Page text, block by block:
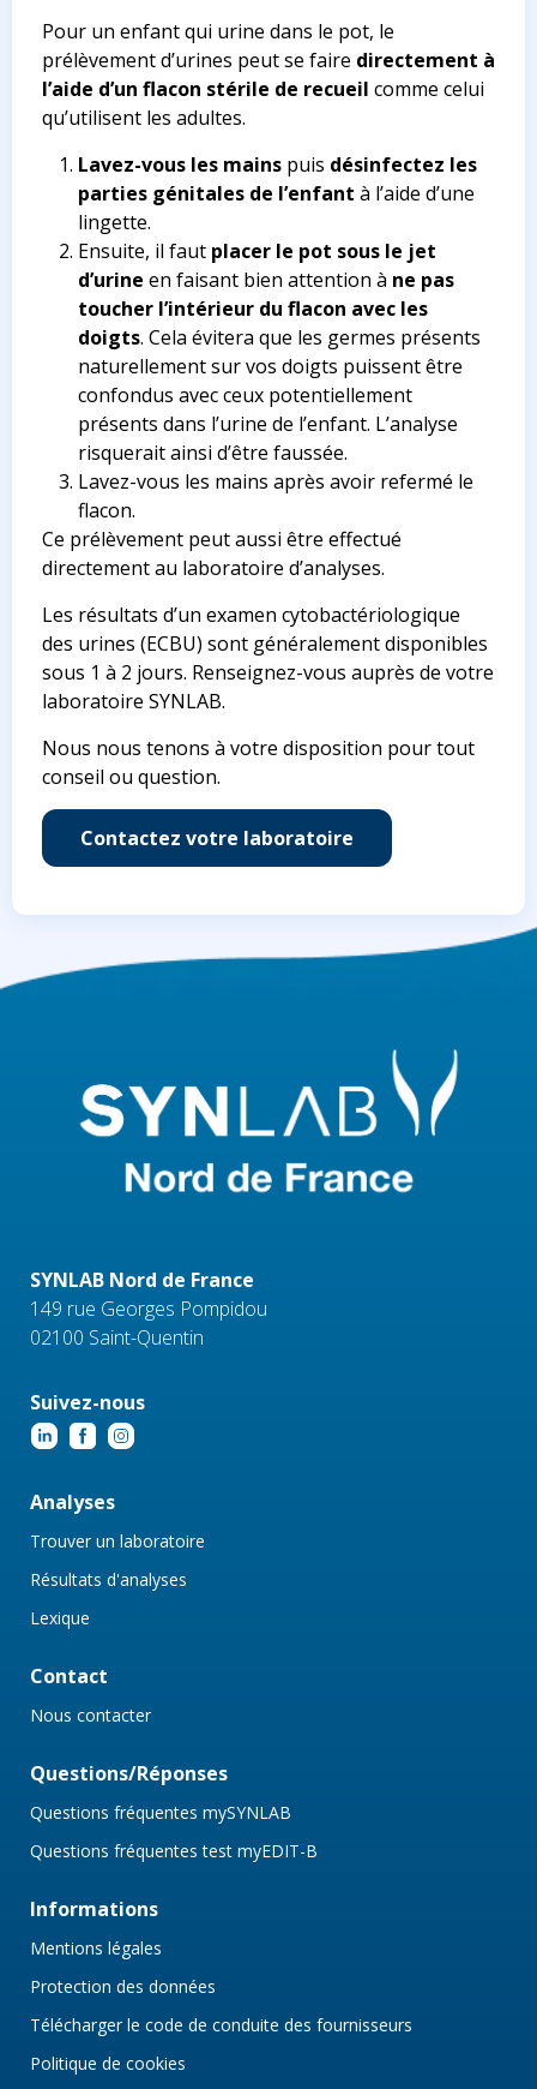
Pour un enfant qui urine dans le pot, le
prélèvement d’urines peut se faire directement à
l’aide d’un flacon stérile de recueil comme celui
qu’utilisent les adultes.
Lavez-vous les mains puis désinfectez les
parties génitales de l’enfant à l’aide d’une
lingette.
Ensuite, il faut placer le pot sous le jet
d’urine en faisant bien attention à ne pas
toucher l’intérieur du flacon avec les
doigts. Cela évitera que les germes présents
naturellement sur vos doigts puissent être
confondus avec ceux potentiellement
présents dans l’urine de l’enfant. L’analyse
risquerait ainsi d’être faussée.
Lavez-vous les mains après avoir refermé le
flacon.
Ce prélèvement peut aussi être effectué
directement au laboratoire d’analyses.
Les résultats d’un examen cytobactériologique
des urines (ECBU) sont généralement disponibles
sous 1 à 2 jours. Renseignez-vous auprès de votre
laboratoire SYNLAB.
Nous nous tenons à votre disposition pour tout
conseil ou question.
Contactez votre laboratoire
SYNLAB Nord de France
149 rue Georges Pompidou
02100 Saint-Quentin
Suivez-nous
Analyses
Trouver un laboratoire
Résultats d'analyses
Lexique
Contact
Nous contacter
Questions/Réponses
Questions fréquentes mySYNLAB
Questions fréquentes test myEDIT-B
Informations
Mentions légales
Protection des données
Télécharger le code de conduite des fournisseurs
Politique de cookies